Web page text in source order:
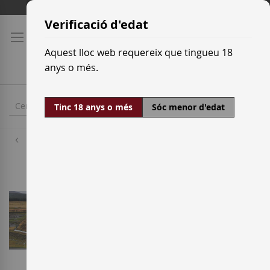
Skip
Content
Verificació d'edat
Aquest lloc web requereix que tingueu 18
anys o més.
Tinc 18 anys o més Sóc menor d'edat